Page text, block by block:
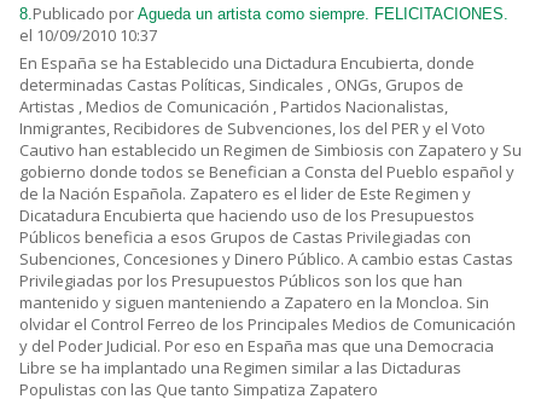
8. Publicado por Agueda un artista como siempre. FELICITACIONES.
el 10/09/2010 10:37
En España se ha Establecido una Dictadura Encubierta, donde
determinadas Castas Políticas, Sindicales , ONGs, Grupos de
Artistas , Medios de Comunicación , Partidos Nacionalistas,
Inmigrantes, Recibidores de Subvenciones, los del PER y el Voto
Cautivo han establecido un Regimen de Simbiosis con Zapatero y Su
gobierno donde todos se Benefician a Consta del Pueblo español y
de la Nación Española. Zapatero es el lider de Este Regimen y
Dicatadura Encubierta que haciendo uso de los Presupuestos
Públicos beneficia a esos Grupos de Castas Privilegiadas con
Subenciones, Concesiones y Dinero Público. A cambio estas Castas
Privilegiadas por los Presupuestos Públicos son los que han
mantenido y siguen manteniendo a Zapatero en la Moncloa. Sin
olvidar el Control Ferreo de los Principales Medios de Comunicación
y del Poder Judicial. Por eso en España mas que una Democracia
Libre se ha implantado una Regimen similar a las Dictaduras
Populistas con las Que tanto Simpatiza Zapatero